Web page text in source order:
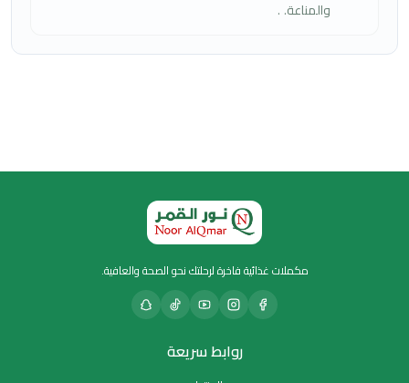
والمناعة. .
مكملات غذائية فاخرة لرحلتك نحو الصحة والعافية.
روابط سريعة